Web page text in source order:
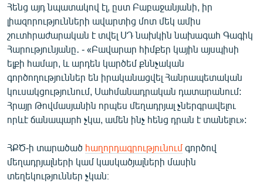
Հենց այդ նպատակով էլ, ըստ Բաբաջանյանի, իր
լիազորությունների ավարտից մոտ մեկ ամիս
շուտհրաժարական է տվել ՍԴ նախկին նախագահ Գագիկ
Հարությունյանը․ - «Բավարար հիմքեր կային այսպիսի
ելքի համար, և արդեն կարծեմ քննչական
գործողություններ են իրականացվել Հանրապետական
կուսակցությունում, Սահմանադրական դատարանում:
Հրայր Թովմասյանին որպես մեղադրյալ չներգրավելու
որևէ ճանապարհ չկա, ամեն ինչ հենց դրան է տանելու»:
ՀՔԾ-ի տարածած հաղորդագրությունում գործով
մեղադրյալների կամ կասկածյալների մասին
տեղեկություններ չկան։